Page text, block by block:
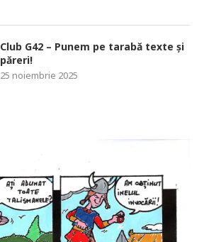
Club G42 – Punem pe tarabă texte și
păreri!
25 noiembrie 2025